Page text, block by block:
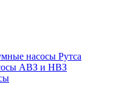
насосы Рутса
АВЗ и НВЗ